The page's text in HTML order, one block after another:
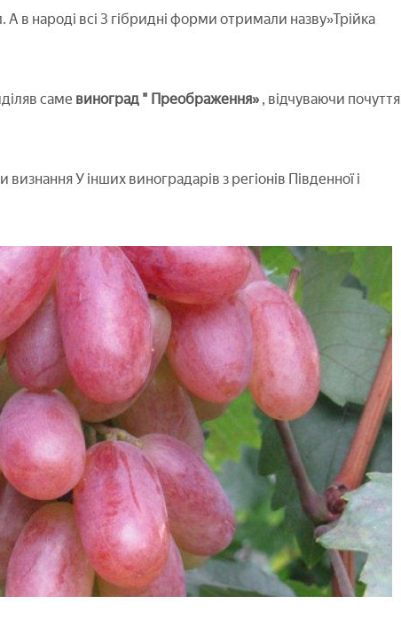
в народі всі 3 гібридні форми отримали назву»Трійка
саме виноград " Преображення» , відчуваючи почуття
У інших виноградарів з регіонів Південної і